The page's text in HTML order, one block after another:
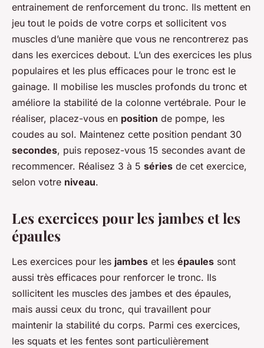
entrainement de renforcement du tronc. Ils mettent en
jeu tout le poids de votre corps et sollicitent vos
muscles d’une manière que vous ne rencontrerez pas
dans les exercices debout. L’un des exercices les plus
populaires et les plus efficaces pour le tronc est le
gainage. Il mobilise les muscles profonds du tronc et
améliore la stabilité de la colonne vertébrale. Pour le
réaliser, placez-vous en position de pompe, les
coudes au sol. Maintenez cette position pendant 30
secondes, puis reposez-vous 15 secondes avant de
recommencer. Réalisez 3 à 5 séries de cet exercice,
selon votre niveau.
Les exercices pour les jambes et les
épaules
Les exercices pour les jambes et les épaules sont
aussi très efficaces pour renforcer le tronc. Ils
sollicitent les muscles des jambes et des épaules,
mais aussi ceux du tronc, qui travaillent pour
maintenir la stabilité du corps. Parmi ces exercices,
les squats et les fentes sont particulièrement